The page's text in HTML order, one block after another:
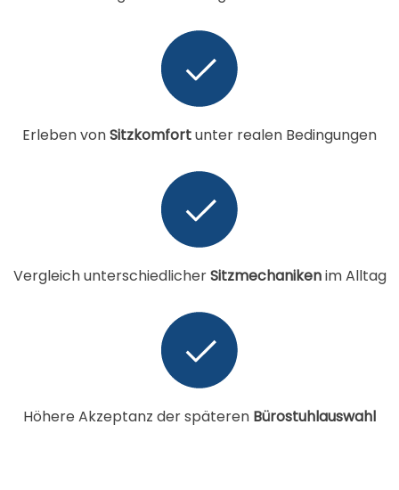
Erleben vonSitzkomfortunter realen Bedingungen
Vergleich unterschiedlicherSitzmechanikenim Alltag
Höhere Akzeptanz der späteren Bürostuhlauswahl